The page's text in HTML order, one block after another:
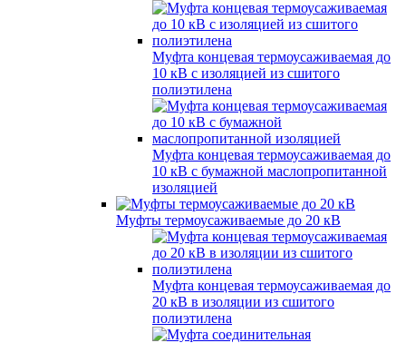
Муфта концевая термоусаживаемая до
10 кВ с изоляцией из сшитого
полиэтилена
Муфта концевая термоусаживаемая до
10 кВ с бумажной маслопропитанной
изоляцией
Муфты термоусаживаемые до 20 кВ
Муфта концевая термоусаживаемая до
20 кВ в изоляции из сшитого
полиэтилена